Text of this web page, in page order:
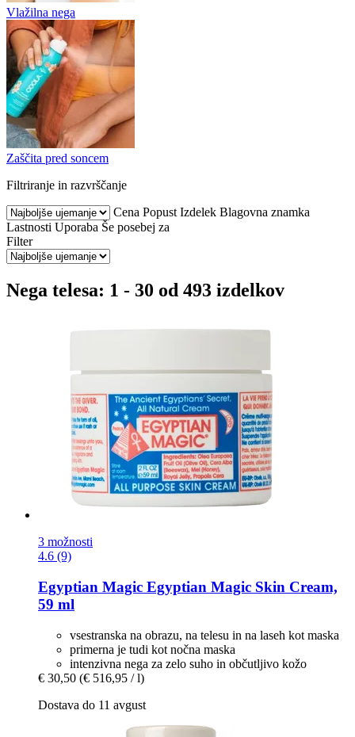
Vlažilna nega
Zaščita pred soncem
Filtriranje in razvrščanje
Cena Popust Izdelek Blagovna znamka
Lastnosti Uporaba Še posebej za
Filter
Nega telesa: 1 - 30 od 493 izdelkov
3 možnosti
4.6 (9)
Egyptian Magic Egyptian Magic Skin Cream,
59 ml
vsestranska na obrazu, na telesu in na laseh kot maska
primerna je tudi kot nočna maska
intenzivna nega za zelo suho in občutljivo kožo
€ 30,50 (€ 516,95 / l)
Dostava do 11 avgust